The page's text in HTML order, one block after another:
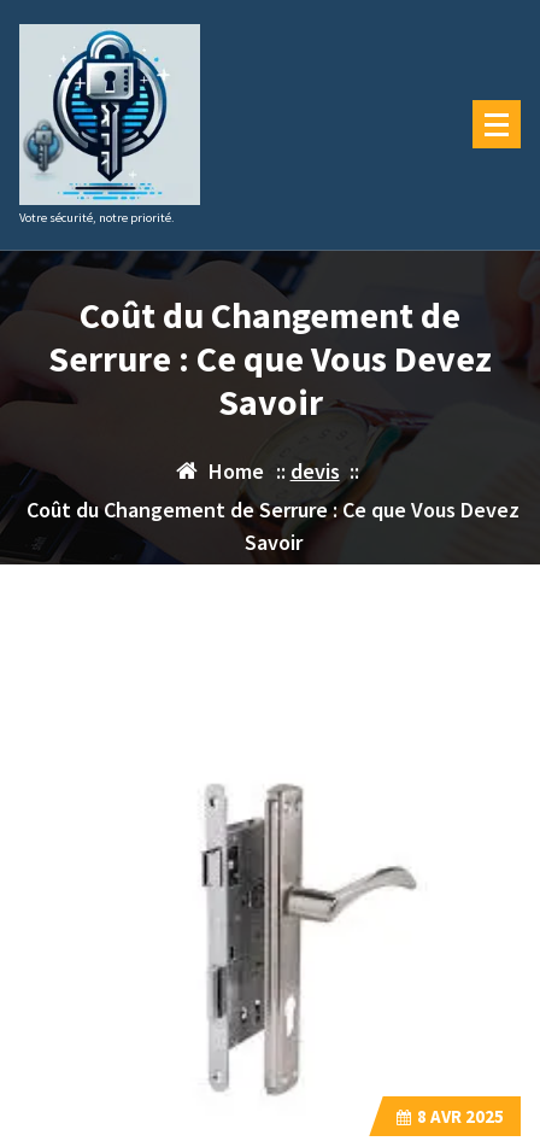
contenu
Votre sécurité, notre priorité.
Coût du Changement de
Serrure : Ce que Vous Devez
Savoir
Home :: devis ::
Coût du Changement de Serrure : Ce que Vous Devez
Savoir
8 AVR 2025